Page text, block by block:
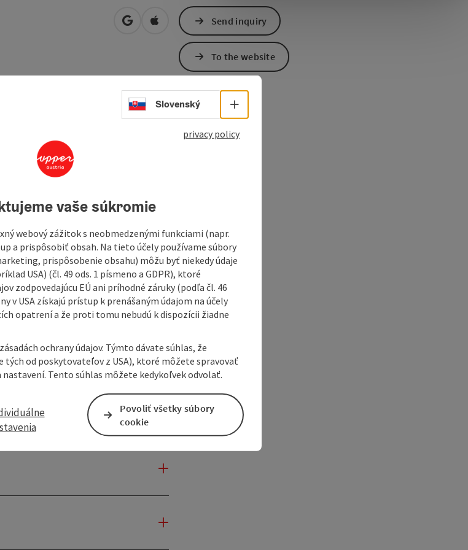
open in Google Maps
Open in Apple Maps
the many places to rest along the
meters, you’ll experience the trail’s
the trail. A week of hiking on the
of the ...
Send inquiry
To the website
Select language - Open menu
Slovenský
privacy policy
vaše súkromie
webový zážitok s neobmedzenými funkciami (napr.
a prispôsobiť obsah. Na tieto účely používame súbory
prispôsobenie obsahu) môžu byť niekedy údaje
USA) (čl. 49 ods. 1 písmeno a GDPR), ktoré
zodpovedajúcu EÚ ani príhodné záruky (podľa čl. 46
v USA získajú prístup k prenášaným údajom na účely
opatrení a že proti tomu nebudú k dispozícii žiadne
ochrany údajov. Týmto dávate súhlas, že
od poskytovateľov z USA), ktoré môžete spravovať
Tento súhlas môžete kedykoľvek odvolať.
Povoliť všetky súbory
cookie